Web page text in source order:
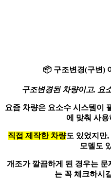
📦구조변경(구변)
구조변경된 차량이고, 요
요즘 차량은 요소수 시스템이
에 맞춰 사용
직접 제작한 차량도 있었지만
모델도
개조가 깔끔하게 된 경우는 문
는 꼭 체크하시